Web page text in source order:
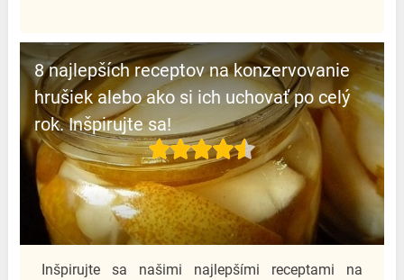
8 najlepších receptov na konzervovanie
hrušiek alebo ako si ich uchovať po celý
rok. Inšpirujte sa!
Inšpirujte sa našimi najlepšími receptami na